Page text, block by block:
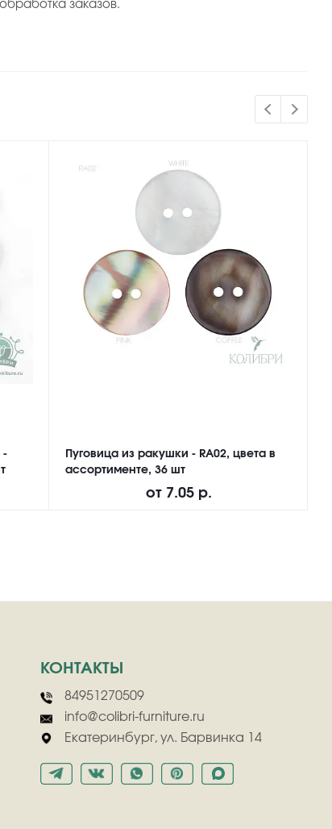
заказов.
-
Пуговица из ракушки - RA02, цвета в
ассортименте, 36 шт
от 7.05 р.
КОНТАКТЫ
84951270509
info@colibri-furniture.ru
Екатеринбург, ул. Барвинка 14